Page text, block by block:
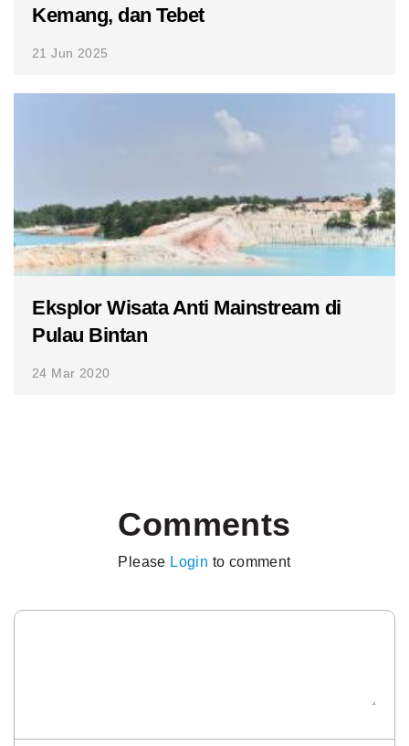
Kemang, dan Tebet
21 Jun 2025
Eksplor Wisata Anti Mainstream di
Pulau Bintan
24 Mar 2020
Comments
Please Login to comment